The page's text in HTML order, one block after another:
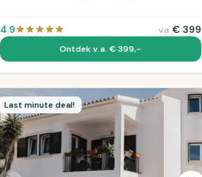
4.9 v.a. € 399
Ontdek v.a. € 399,-
Last minute deal!